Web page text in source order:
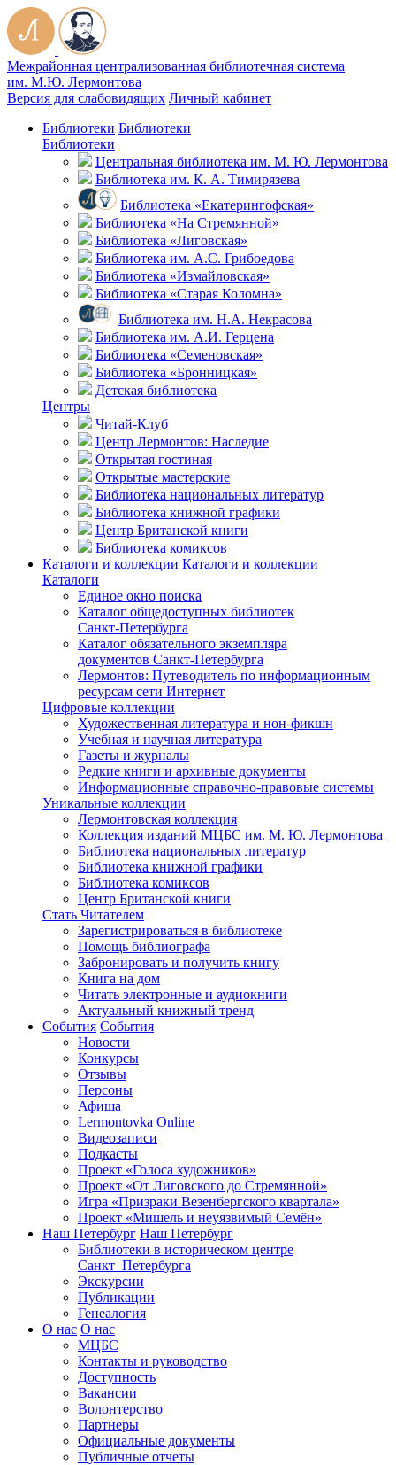
Межрайонная централизованная библиотечная система
им. М.Ю. Лермонтова
Версия для слабовидящих Личный кабинет
Библиотеки Библиотеки
Библиотеки
Центральная библиотека им. М. Ю. Лермонтова
Библиотека им. К. А. Тимирязева
Библиотека «Екатерингофская»
Библиотека «На Стремянной»
Библиотека «Лиговская»
Библиотека им. А.С. Грибоедова
Библиотека «Измайловская»
Библиотека «Старая Коломна»
Библиотека им. Н.А. Некрасова
Библиотека им. А.И. Герцена
Библиотека «Семеновская»
Библиотека «Бронницкая»
Детская библиотека
Центры
Читай-Клуб
Центр Лермонтов: Наследие
Открытая гостиная
Открытые мастерские
Библиотека национальных литератур
Библиотека книжной графики
Центр Британской книги
Библиотека комиксов
Каталоги и коллекции Каталоги и коллекции
Каталоги
Единое окно поиска
Каталог общедоступных библиотек
Санкт-Петербурга
Каталог обязательного экземпляра
документов Санкт-Петербурга
Лермонтов: Путеводитель по информационным
ресурсам сети Интернет
Цифровые коллекции
Художественная литература и нон-фикшн
Учебная и научная литература
Газеты и журналы
Редкие книги и архивные документы
Информационные справочно-правовые системы
Уникальные коллекции
Лермонтовская коллекция
Коллекция изданий МЦБС им. М. Ю. Лермонтова
Библиотека национальных литератур
Библиотека книжной графики
Библиотека комиксов
Центр Британской книги
Стать Читателем
Зарегистрироваться в библиотеке
Помощь библиографа
Забронировать и получить книгу
Книга на дом
Читать электронные и аудиокниги
Актуальный книжный тренд
События События
Новости
Конкурсы
Отзывы
Персоны
Афиша
Lermontovka Online
Видеозаписи
Подкасты
Проект «Голоса художников»
Проект «От Лиговского до Стремянной»
Игра «Призраки Везенбергского квартала»
Проект «Мишель и неуязвимый Семён»
Наш Петербург Наш Петербург
Библиотеки в историческом центре
Санкт–Петербурга
Экскурсии
Публикации
Генеалогия
О нас О нас
МЦБС
Контакты и руководство
Доступность
Вакансии
Волонтерство
Партнеры
Официальные документы
Публичные отчеты